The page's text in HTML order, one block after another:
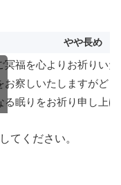
やや長め
冥福を心よりお祈りい
お察しいたしますがど
る眠りをお祈り申し上
てください。